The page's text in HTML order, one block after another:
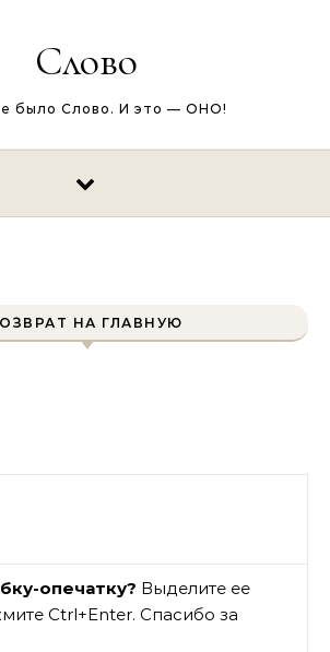
Слово
было Слово. И это — ОНО!
НА ГЛАВНУЮ
опечатку? Выделите ее
Ctrl+Enter. Спасибо за